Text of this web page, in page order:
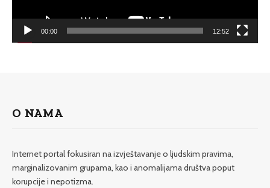
00:00 12:52
O NAMA
Internet portal fokusiran na izvještavanje o ljudskim pravima,
marginalizovanim grupama, kao i anomalijama društva poput
korupcije i nepotizma.